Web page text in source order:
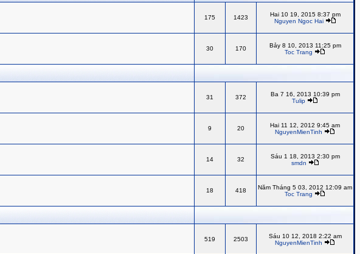
175 1423
Hai 10 19, 2015 8:37 pm
Nguyen Ngoc Hai
30 170
Bảy 8 10, 2013 11:25 pm
Toc Trang
31 372
Ba 7 16, 2013 10:39 pm
Tulip
9 20
Hai 11 12, 2012 9:45 am
NguyenMienTinh
14 32
Sáu 1 18, 2013 2:30 pm
smdn
18 418
Năm Tháng 5 03, 2012 12:09 am
Toc Trang
519 2503
Sáu 10 12, 2018 2:22 am
NguyenMienTinh